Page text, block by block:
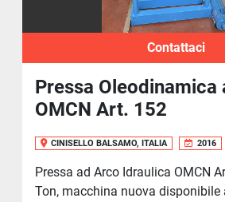
Contattaci
Pressa Oleodinamica
OMCN Art. 152
CINISELLO BALSAMO, ITALIA 2016
Pressa ad Arco Idraulica OMCN
Ton, macchina nuova disponibile